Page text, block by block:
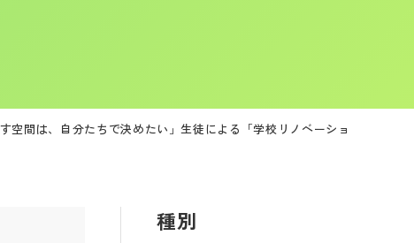
す空間は、自分たちで決めたい」生徒による「学校リノベーショ
種別